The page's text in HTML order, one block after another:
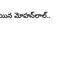
మోహన్‌లాల్‌..